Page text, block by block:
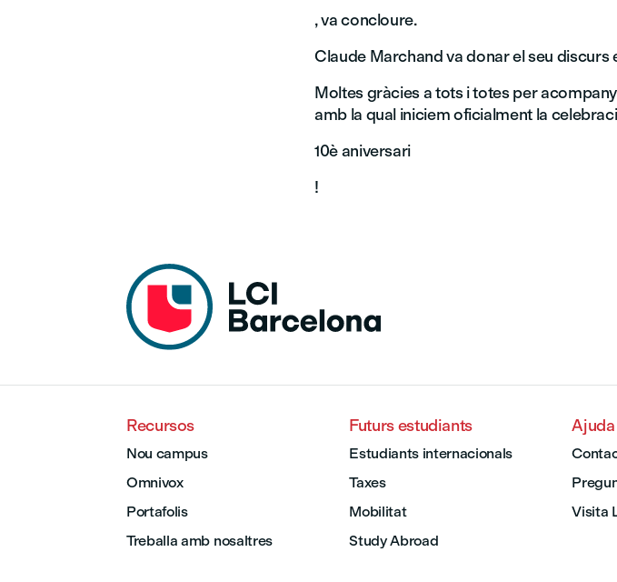
, va concloure.
Claude Marchand va donar el seu discurs
Moltes gràcies a tots i totes per
amb la qual iniciem oficialment la
10è aniversari
!
Recursos
Nou campus
Omnivox
Portafolis
Treballa amb nosaltres
Futurs estudiants
Estudiants internacionals
Taxes
Mobilitat
Study Abroad
Ajuda
Visita